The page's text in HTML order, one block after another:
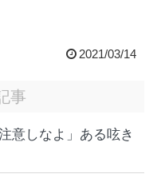
2021/03/14
事
意しなよ」ある呟き